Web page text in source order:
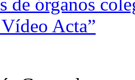
de órganos
Acta”